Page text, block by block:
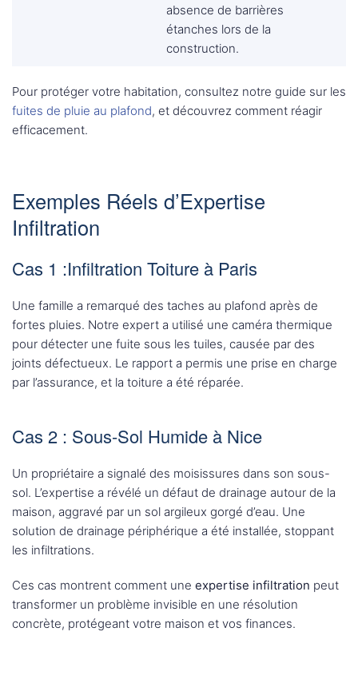
absence de barrières
étanches lors de la
construction.
Pour protéger votre habitation, consultez notre guide sur les
fuites de pluie au plafond, et découvrez comment réagir
efficacement.
Exemples Réels d’Expertise
Infiltration
Cas 1 :Infiltration Toiture à Paris
Une famille a remarqué des taches au plafond après de
fortes pluies. Notre expert a utilisé une caméra thermique
pour détecter une fuite sous les tuiles, causée par des
joints défectueux. Le rapport a permis une prise en charge
par l’assurance, et la toiture a été réparée.
Cas 2 : Sous-Sol Humide à Nice
Un propriétaire a signalé des moisissures dans son sous-
sol. L’expertise a révélé un défaut de drainage autour de la
maison, aggravé par un sol argileux gorgé d’eau. Une
solution de drainage périphérique a été installée, stoppant
les infiltrations.
Ces cas montrent comment une expertise infiltration peut
transformer un problème invisible en une résolution
concrète, protégeant votre maison et vos finances.